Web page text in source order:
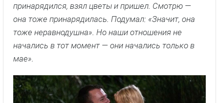
принарядился, взял цветы и пришел. Смотрю —
она тоже принарядилась. Подумал: «Значит, она
тоже неравнодушна». Но наши отношения не
начались в тот момент — они начались только в
мае».